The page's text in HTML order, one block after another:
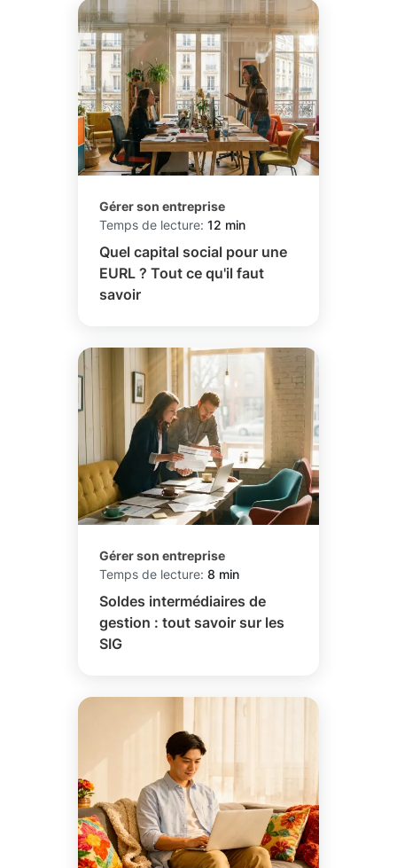
Gérer son entreprise
Temps de lecture: 12 min
Quel capital social pour une
EURL ? Tout ce qu'il faut
savoir
Gérer son entreprise
Temps de lecture: 8 min
Soldes intermédiaires de
gestion : tout savoir sur les
SIG